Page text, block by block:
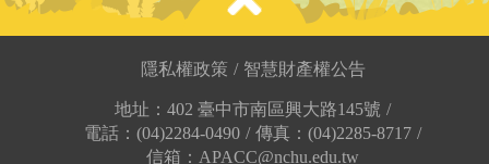
組織架構
品質目標與承諾
產銷履歷驗證
有機農產品驗證
隱私權政策 / 智慧財產權公告
地址：402 臺中市南區興大路145號 /
電話：(04)2284-0490 / 傳真：(04)2285-8717 /
信箱：APACC@nchu.edu.tw